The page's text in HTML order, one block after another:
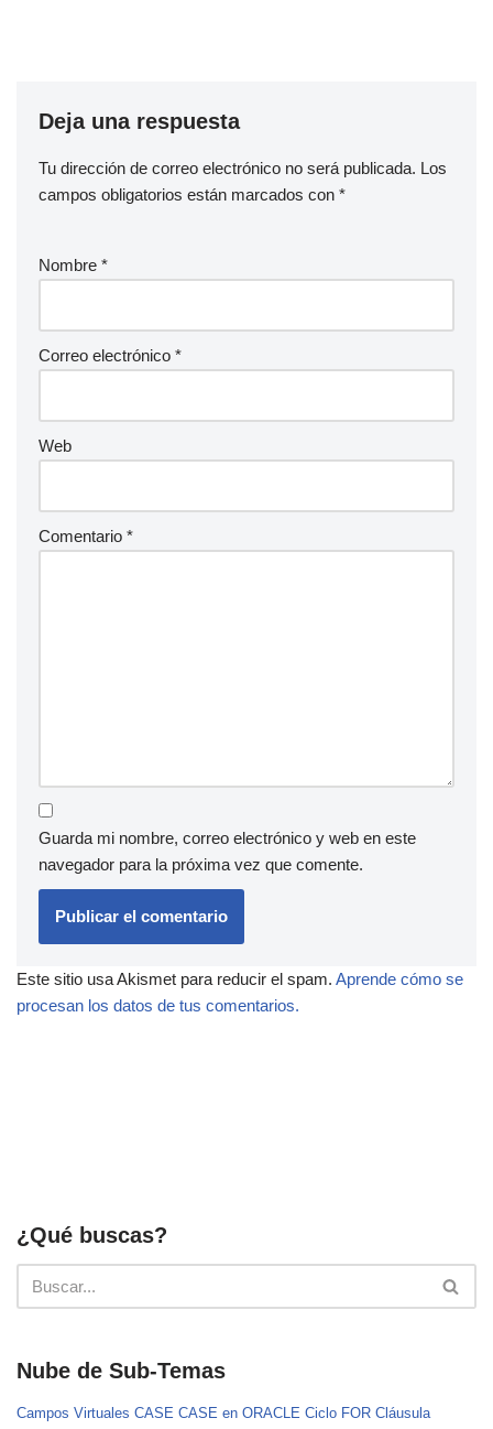
Deja una respuesta
Tu dirección de correo electrónico no será publicada. Los
campos obligatorios están marcados con *
Nombre *
Correo electrónico *
Web
Comentario *
Guarda mi nombre, correo electrónico y web en este
navegador para la próxima vez que comente.
Este sitio usa Akismet para reducir el spam. Aprende cómo se
procesan los datos de tus comentarios.
¿Qué buscas?
Nube de Sub-Temas
Campos Virtuales CASE CASE en ORACLE Ciclo FOR Cláusula